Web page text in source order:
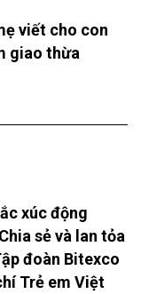
viết cho con
giao thừa
xúc động
sẻ và lan tỏa
đoàn Bitexco
Trẻ em Việt